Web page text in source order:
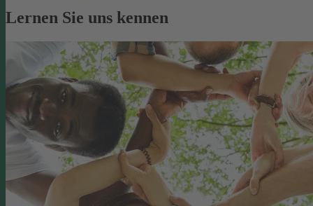
Lernen Sie uns kennen